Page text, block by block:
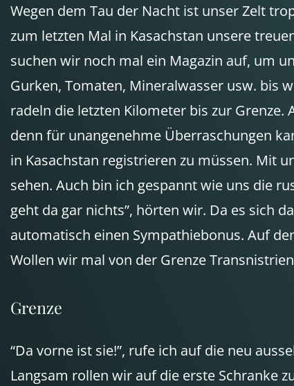
Wegen dem Tau der Nacht ist unser Zelt
zum letzten Mal in Kasachstan unsere
suchen wir noch mal ein Magazin auf, um
Gurken, Tomaten, Mineralwasser usw. bis
radeln die letzten Kilometer bis zur
denn für unangenehme Überraschungen
in Kasachstan registrieren zu müssen. Mit
sehen. Auch bin ich gespannt wie uns die
geht da gar nichts”, hörten wir. Da es sich
automatisch einen Sympathiebonus. Auf
Wollen wir mal von der Grenze
Grenze
“Da vorne ist sie!”, rufe ich auf die neu
Langsam rollen wir auf die erste Schranke